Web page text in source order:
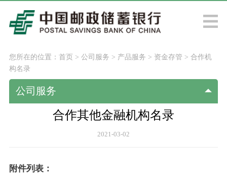
您所在的位置： 首页> 公司服务 > 产品服务 > 资金存管 > 合作机
构名录
公司服务
合作其他金融机构名录
2021-03-02
附件列表：